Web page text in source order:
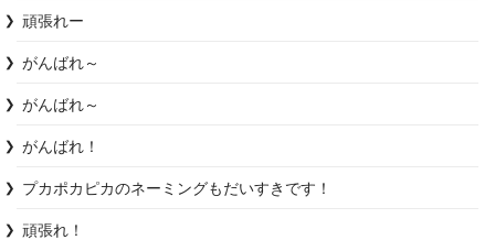
頑張れー
がんばれ～
がんばれ～
がんばれ！
プカポカピカのネーミングもだいすきです！
頑張れ！